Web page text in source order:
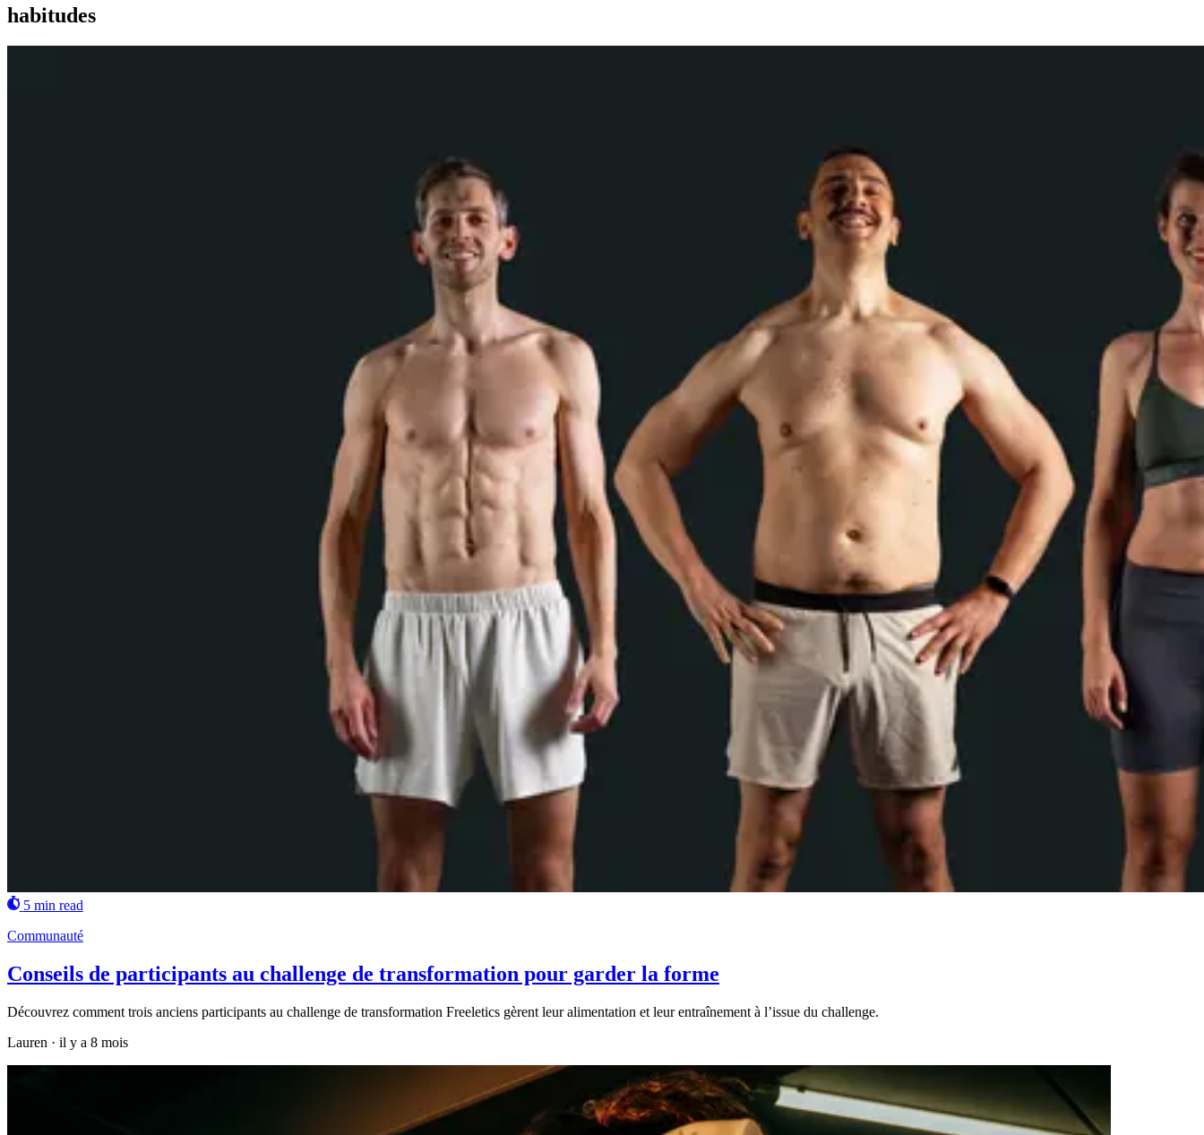
habitudes
5 min read
Communauté
Conseils de participants au challenge de transformation pour garder la forme
Découvrez comment trois anciens participants au challenge de transformation Freeletics gèrent leur alimentation et leur entraînement à l’issue du challenge.
Lauren · il y a 8 mois